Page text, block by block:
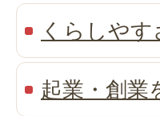
くらしやす
起業・創業